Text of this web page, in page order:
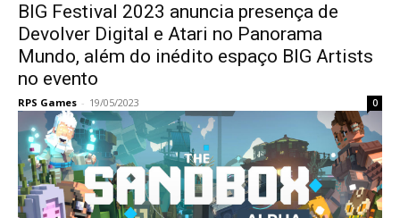
BIG Festival 2023 anuncia presença de
Devolver Digital e Atari no Panorama
Mundo, além do inédito espaço BIG Artists
no evento
RPS Games - 19/05/2023 0